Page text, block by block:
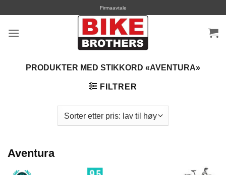
content
Firmaavtale
PRODUKTER MED STIKKORD «AVENTURA»
FILTRER
Aventura